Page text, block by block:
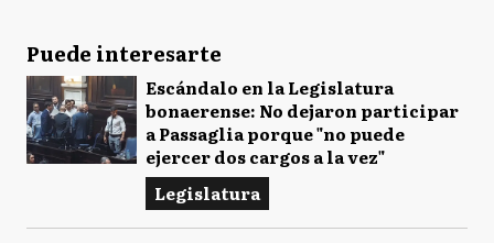
Puede interesarte
Escándalo en la Legislatura
bonaerense: No dejaron participar
a Passaglia porque "no puede
ejercer dos cargos a la vez"
Legislatura